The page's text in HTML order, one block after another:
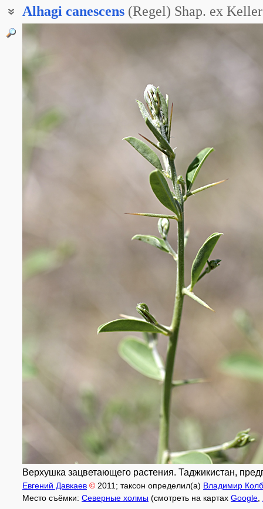
Alhagi canescens (Regel) Shap. ex
Верхушка зацветающего растения. Таджикистан,
Евгений Давкаев © 2011 ; таксон определил(а) Владимир
Место съёмки: Северные холмы (смотреть на картах Google